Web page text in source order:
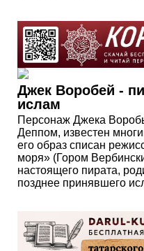
Джек Воробей -
ислам
Персонаж Джека
Деппом, известен
его образ списан
моря» (Гором
настоящего пирата,
позднее принявшего